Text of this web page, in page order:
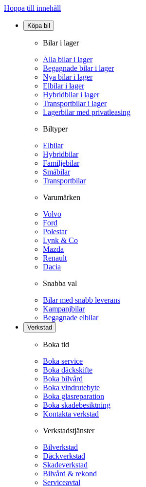
Hoppa till innehåll
Köpa bil
Bilar i lager
Alla bilar i lager
Begagnade bilar i lager
Nya bilar i lager
Elbilar i lager
Hybridbilar i lager
Transportbilar i lager
Lagerbilar med privatleasing
Biltyper
Elbilar
Hybridbilar
Familjebilar
Småbilar
Transportbilar
Varumärken
Volvo
Ford
Polestar
Lynk & Co
Mazda
Renault
Dacia
Snabba val
Bilar med snabb leverans
Kampanjbilar
Begagnade elbilar
Verkstad
Boka tid
Boka service
Boka däckskifte
Boka bilvård
Boka vindrutebyte
Boka glasreparation
Boka skadebesiktning
Kontakta verkstad
Verkstadstjänster
Bilverkstad
Däckverkstad
Skadeverkstad
Bilvård & rekond
Serviceavtal